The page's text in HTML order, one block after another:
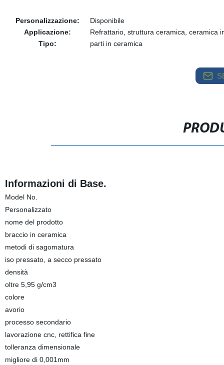
Personalizzazione:
Disponibile
Applicazione:
Refrattario, struttura ceramica, ceramica
Tipo:
parti in ceramica
Informazioni di Base.
Model No.
Personalizzato
nome del prodotto
braccio in ceramica
metodi di sagomatura
iso pressato, a secco pressato
densità
oltre 5,95 g/cm3
colore
avorio
processo secondario
lavorazione cnc, rettifica fine
tolleranza dimensionale
migliore di 0,001mm